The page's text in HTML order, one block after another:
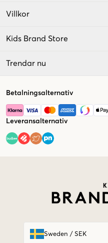
Villkor
Kids Brand Store
Trendar nu
Betalningsalternativ
Leveransalternativ
Sweden / SEK